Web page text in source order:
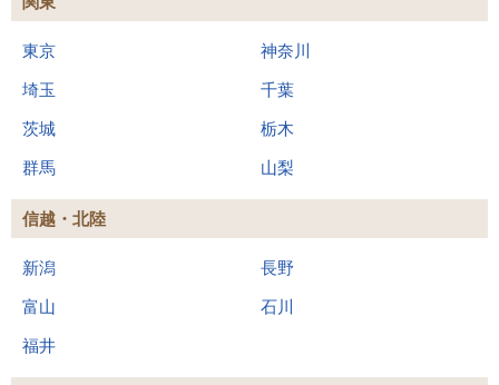
東京 神奈川
埼玉 千葉
茨城 栃木
群馬 山梨
信越・北陸
新潟 長野
富山 石川
福井